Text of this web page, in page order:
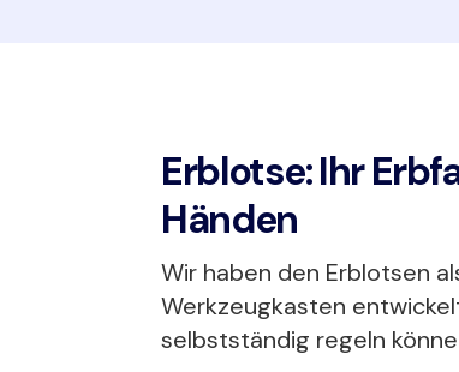
Erblotse: Ihr
Händen
Wir haben den Erblotsen
Werkzeugkasten
selbstständig regeln